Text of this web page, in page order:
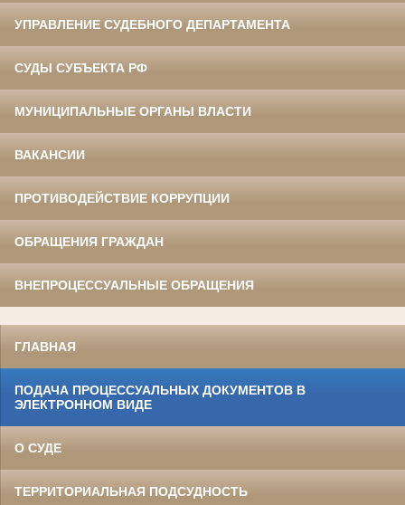
УПРАВЛЕНИЕ СУДЕБНОГО ДЕПАРТАМЕНТА
СУДЫ СУБЪЕКТА РФ
МУНИЦИПАЛЬНЫЕ ОРГАНЫ ВЛАСТИ
ВАКАНСИИ
ПРОТИВОДЕЙСТВИЕ КОРРУПЦИИ
ОБРАЩЕНИЯ ГРАЖДАН
ВНЕПРОЦЕССУАЛЬНЫЕ ОБРАЩЕНИЯ
ГЛАВНАЯ
ПОДАЧА ПРОЦЕССУАЛЬНЫХ ДОКУМЕНТОВ В
ЭЛЕКТРОННОМ ВИДЕ
О СУДЕ
ТЕРРИТОРИАЛЬНАЯ ПОДСУДНОСТЬ